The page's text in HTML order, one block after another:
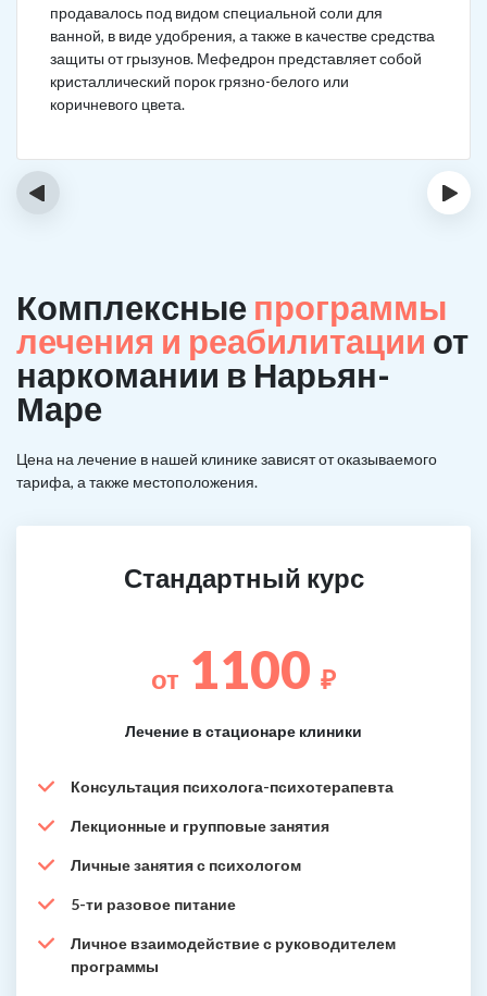
продавалось под видом специальной соли для
ванной, в виде удобрения, а также в качестве средства
защиты от грызунов. Мефедрон представляет собой
кристаллический порок грязно-белого или
коричневого цвета.
‹ ›
Комплексные программы
лечения и реабилитации от
наркомании в Нарьян-
Маре
Цена на лечение в нашей клинике зависят от оказываемого
тарифа, а также местоположения.
Стандартный курс
от 1100 ₽
Лечение в стационаре клиники
Консультация психолога-психотерапевта
Лекционные и групповые занятия
Личные занятия с психологом
5-ти разовое питание
Личное взаимодействие с руководителем
программы